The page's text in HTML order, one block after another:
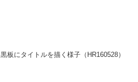
黒板にタイトルを描く様子（HR160528）